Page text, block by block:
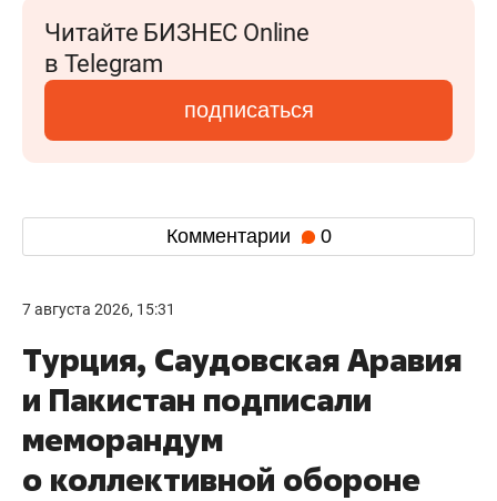
Читайте БИЗНЕС Online
в Telegram
подписаться
Комментарии 0
7 августа 2026, 15:31
Турция, Саудовская Аравия
и Пакистан подписали
меморандум
о коллективной обороне